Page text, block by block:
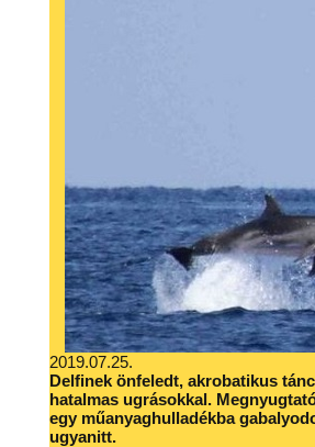
2019.07.25.
Delfinek önfeledt, akrobatikus
hatalmas ugrásokkal.
egy műanyaghulladékba
ugyanitt.